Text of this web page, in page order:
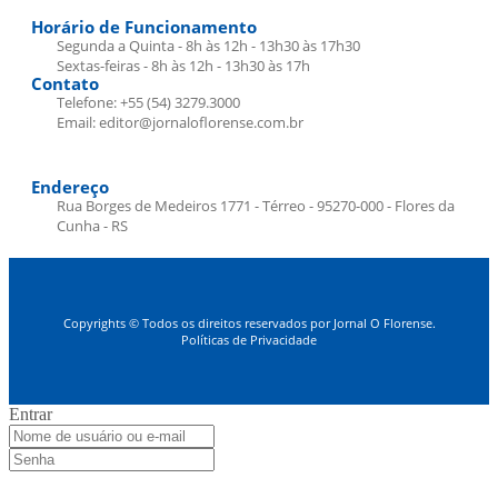
Horário de Funcionamento
Segunda a Quinta - 8h às 12h - 13h30 às 17h30
Sextas-feiras - 8h às 12h - 13h30 às 17h
Contato
Telefone: +55 (54) 3279.3000
Email: editor@jornaloflorense.com.br
Endereço
Rua Borges de Medeiros 1771 - Térreo - 95270-000 - Flores da
Cunha - RS
Copyrights © Todos os direitos reservados por Jornal O Florense.
Políticas de Privacidade
Entrar